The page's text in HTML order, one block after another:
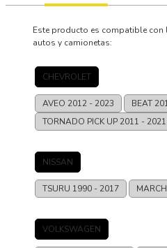
Este producto es compatible
autos y camionetas:
CHEVROLET
AVEO 2012 - 2023 BEAT
TORNADO PICK UP 2011 - 2021
NISSAN
TSURU 1990 - 2017 MARCH
VOLKSWAGEN